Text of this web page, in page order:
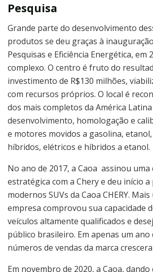
Pesquisa
Grande parte do desenvolvimento
produtos se deu graças à
Pesquisas e Eficiência Energética, em
complexo. O centro é fruto do
investimento de R$130 milhões,
com recursos próprios. O local é
dos mais completos da América
desenvolvimento, homologação e
e motores movidos a gasolina,
híbridos, elétricos e híbridos a etanol.
No ano de 2017, a Caoa assinou uma
estratégica com a Chery e deu início
modernos SUVs da Caoa CHERY. Mais
empresa comprovou sua capacidade
veículos altamente qualificados e
público brasileiro. Em apenas um ano
números de vendas da marca
Em novembro de 2020, a Caoa,